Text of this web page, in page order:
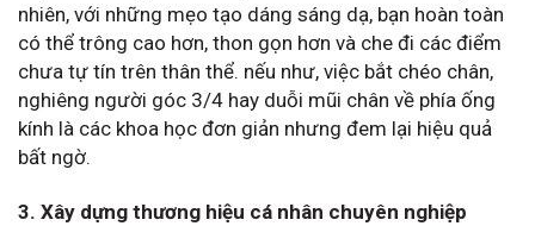
nhiên, với những mẹo tạo dáng sáng dạ, bạn hoàn toàn
có thể trông cao hơn, thon gọn hơn và che đi các điểm
chưa tự tín trên thân thể. nếu như, việc bắt chéo chân,
nghiêng người góc 3/4 hay duỗi mũi chân về phía ống
kính là các khoa học đơn giản nhưng đem lại hiệu quả
bất ngờ.
3. Xây dựng thương hiệu cá nhân chuyên nghiệp